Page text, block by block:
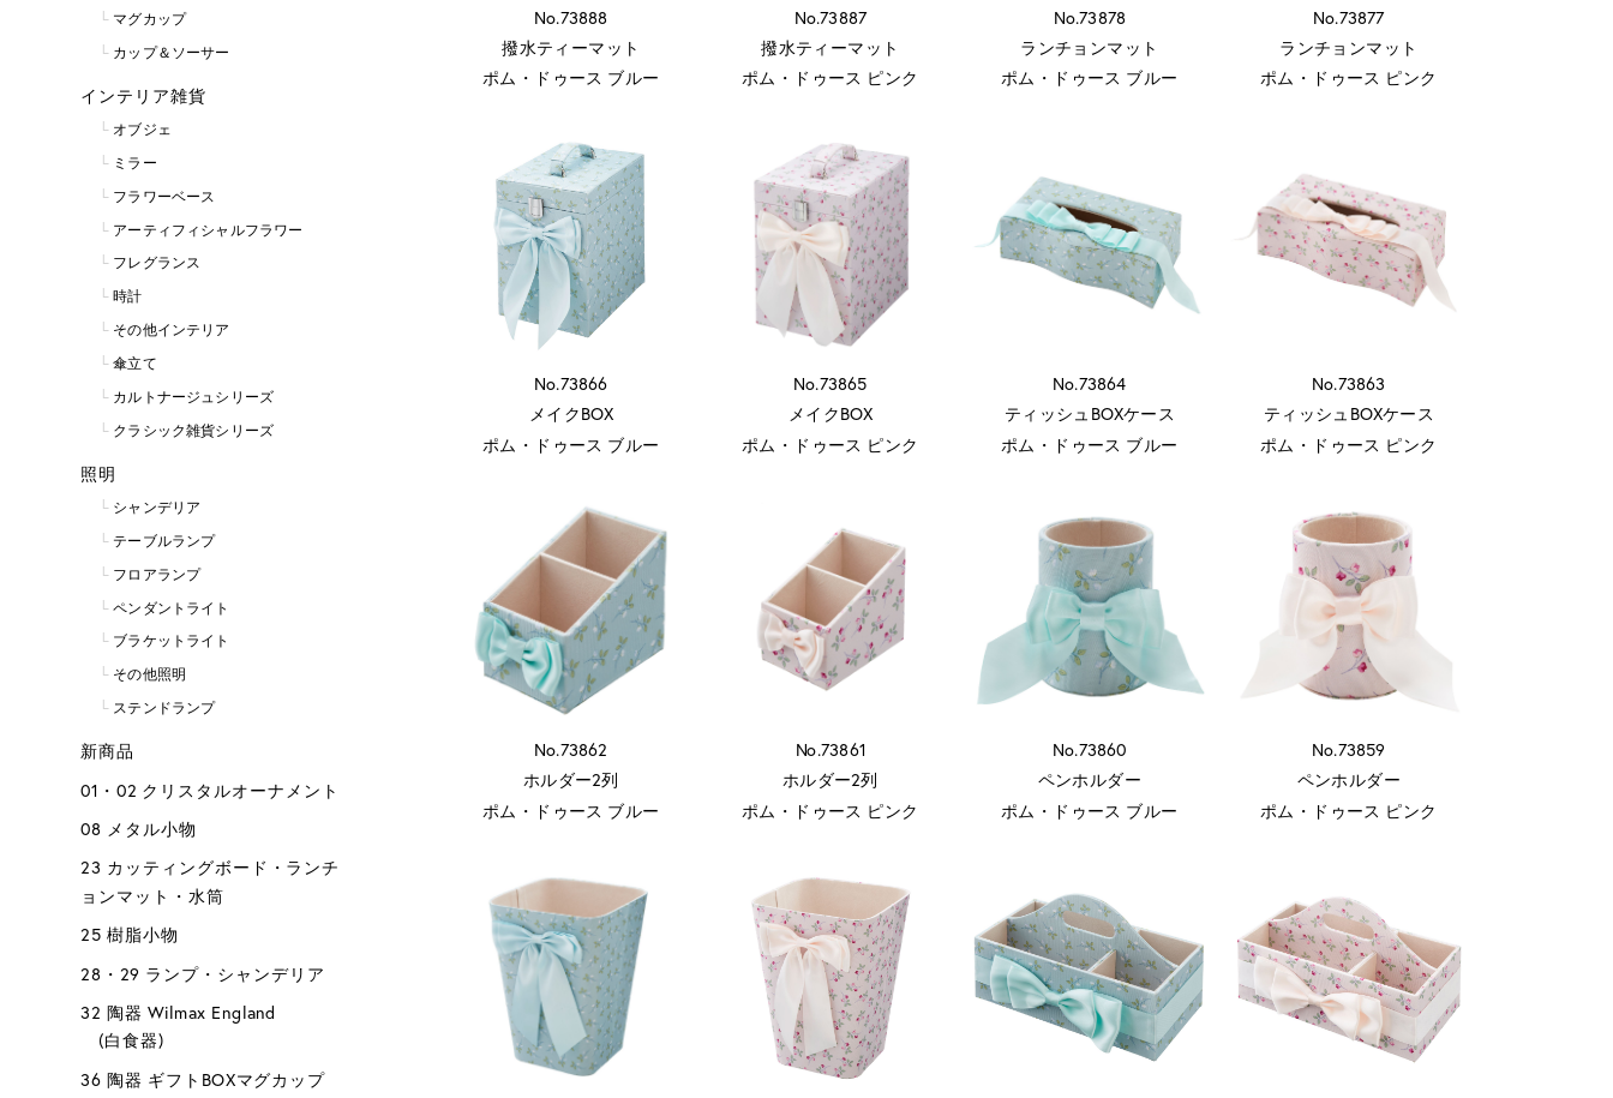
マグカップ
カップ＆ソーサー
インテリア雑貨
オブジェ
ミラー
フラワーベース
アーティフィシャルフラワー
フレグランス
時計
その他インテリア
傘立て
カルトナージュシリーズ
クラシック雑貨シリーズ
照明
シャンデリア
テーブルランプ
フロアランプ
ペンダントライト
ブラケットライト
その他照明
ステンドランプ
新商品
01・02 クリスタルオーナメント
08 メタル小物
23 カッティングボード・ランチ
ョンマット・水筒
25 樹脂小物
28・29 ランプ・シャンデリア
32 陶器 Wilmax England
(白食器)
36 陶器 ギフトBOXマグカップ
No.73888
撥水ティーマット
ポム・ドゥース ブルー
No.73887
撥水ティーマット
ポム・ドゥース ピンク
No.73878
ランチョンマット
ポム・ドゥース ブルー
No.73877
ランチョンマット
ポム・ドゥース ピンク
No.73866
メイクBOX
ポム・ドゥース ブルー
No.73865
メイクBOX
ポム・ドゥース ピンク
No.73864
ティッシュBOXケース
ポム・ドゥース ブルー
No.73863
ティッシュBOXケース
ポム・ドゥース ピンク
No.73862
ホルダー2列
ポム・ドゥース ブルー
No.73861
ホルダー2列
ポム・ドゥース ピンク
No.73860
ペンホルダー
ポム・ドゥース ブルー
No.73859
ペンホルダー
ポム・ドゥース ピンク